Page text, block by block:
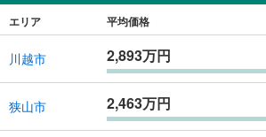
エリア 平均価格
川越市 2,893万円
狭山市 2,463万円